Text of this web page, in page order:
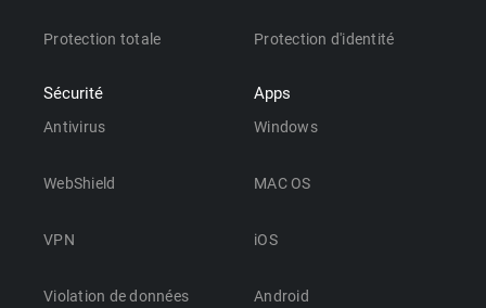
Protection totale
Sécurité
Antivirus
WebShield
VPN
Violation de données
Protection d'identité
Apps
Windows
MAC OS
iOS
Android